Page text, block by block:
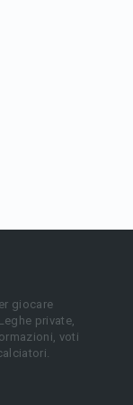
giocare
private,
voti